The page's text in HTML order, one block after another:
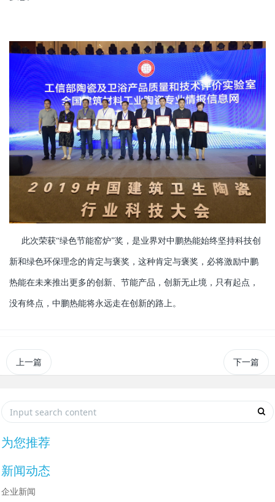
此次荣获“绿色节能窑炉”奖，是业界对中鹏热能始终坚持科技创
新和绿色环保理念的肯定与褒奖，这种肯定与褒奖，必将激励中鹏
热能在未来推出 更多的创新、节能产品，创新无止境，只有起点，
没有终点，中鹏热能将永远走在创新的路上。
上一篇 下一篇
为您推荐
新闻动态
企业新闻